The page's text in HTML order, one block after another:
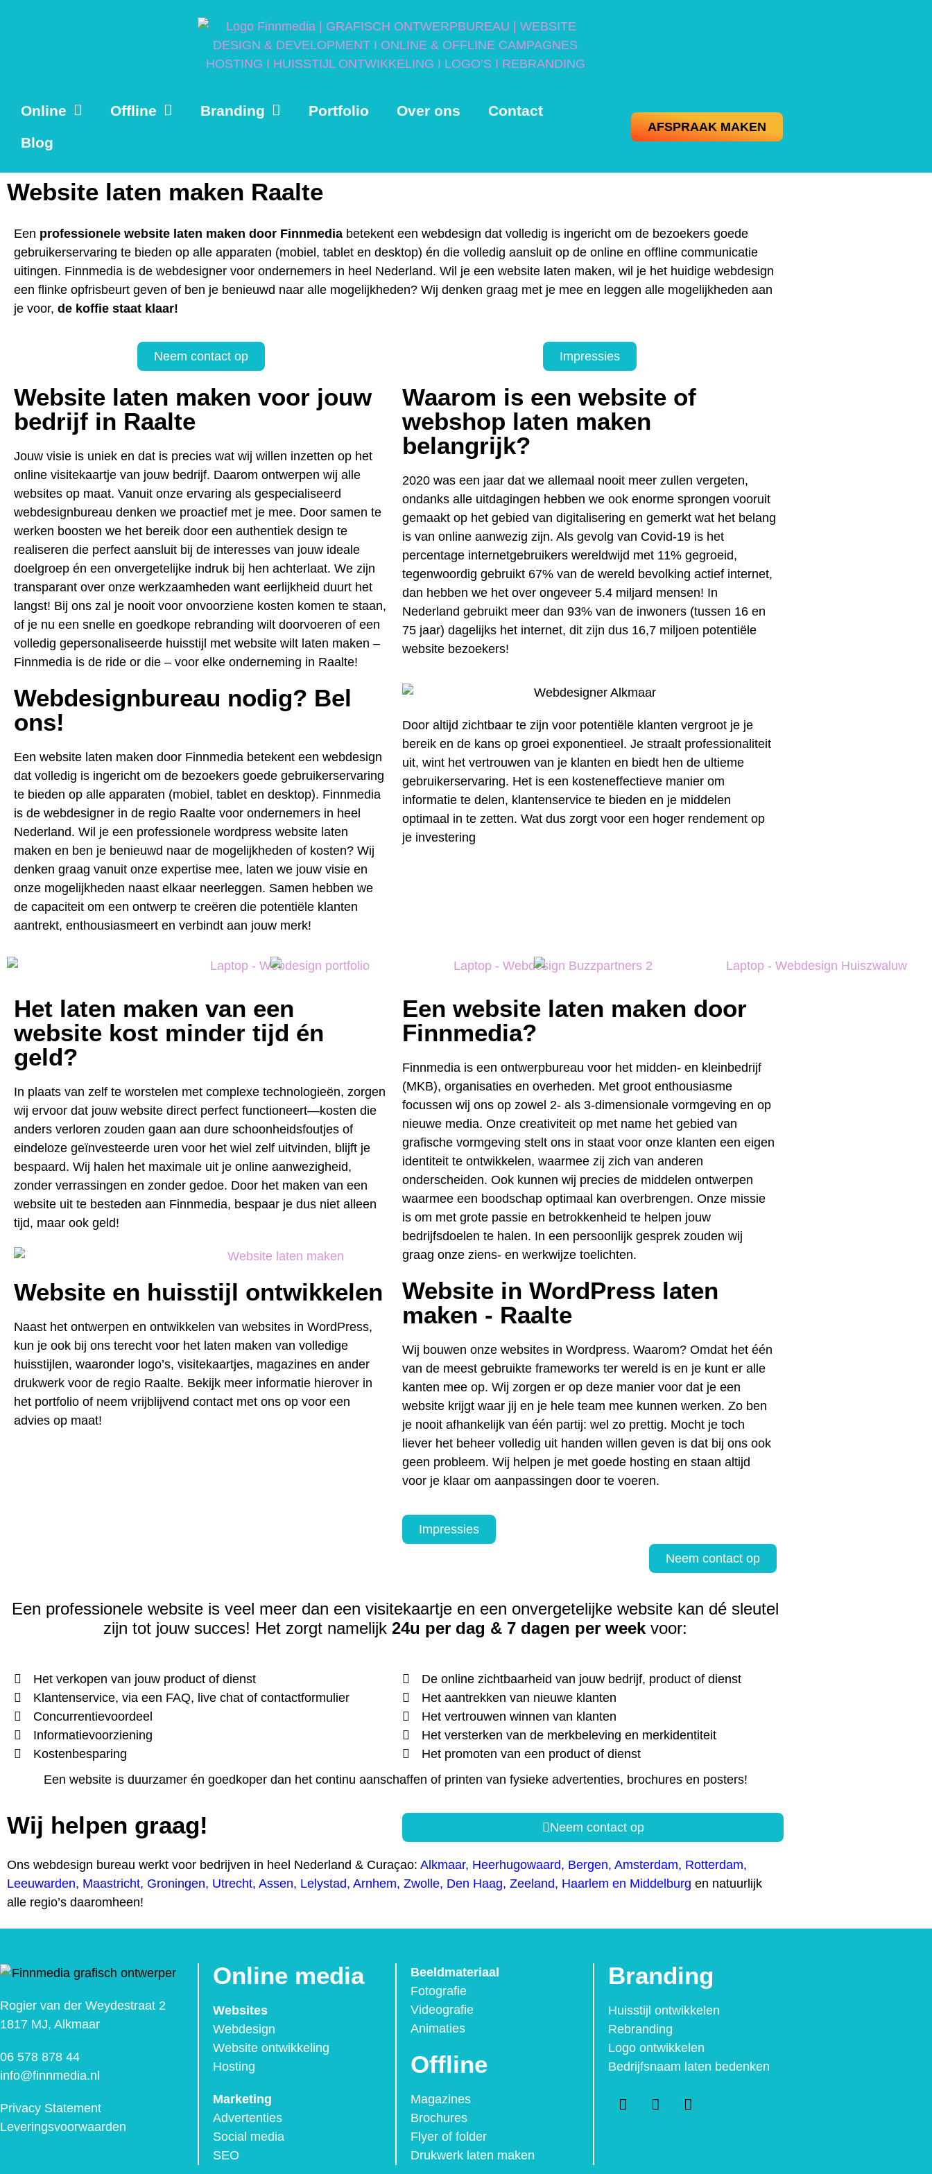
Online Offline Branding Portfolio Over ons Contact
Blog
AFSPRAAK MAKEN
Website laten maken Raalte
Een professionele website laten maken door Finnmedia betekent een webdesign dat volledig is ingericht om de bezoekers goede
gebruikerservaring te bieden op alle apparaten (mobiel, tablet en desktop) én die volledig aansluit op de online en offline communicatie
uitingen. Finnmedia is de webdesigner voor ondernemers in heel Nederland. Wil je een website laten maken, wil je het huidige webdesign
een flinke opfrisbeurt geven of ben je benieuwd naar alle mogelijkheden? Wij denken graag met je mee en leggen alle mogelijkheden aan
je voor, de koffie staat klaar!
Neem contact op Impressies
Website laten maken voor jouw
bedrijf in Raalte
Jouw visie is uniek en dat is precies wat wij willen inzetten op het
online visitekaartje van jouw bedrijf. Daarom ontwerpen wij alle
websites op maat. Vanuit onze ervaring als gespecialiseerd
webdesignbureau denken we proactief met je mee. Door samen te
werken boosten we het bereik door een authentiek design te
realiseren die perfect aansluit bij de interesses van jouw ideale
doelgroep én een onvergetelijke indruk bij hen achterlaat. We zijn
transparant over onze werkzaamheden want eerlijkheid duurt het
langst! Bij ons zal je nooit voor onvoorziene kosten komen te staan,
of je nu een snelle en goedkope rebranding wilt doorvoeren of een
volledig gepersonaliseerde huisstijl met website wilt laten maken –
Finnmedia is de ride or die – voor elke onderneming in Raalte!
Webdesignbureau nodig? Bel
ons!
Een website laten maken door Finnmedia betekent een webdesign
dat volledig is ingericht om de bezoekers goede gebruikerservaring
te bieden op alle apparaten (mobiel, tablet en desktop). Finnmedia
is de webdesigner in de regio Raalte voor ondernemers in heel
Nederland. Wil je een professionele wordpress website laten
maken en ben je benieuwd naar de mogelijkheden of kosten? Wij
denken graag vanuit onze expertise mee, laten we jouw visie en
onze mogelijkheden naast elkaar neerleggen. Samen hebben we
de capaciteit om een ontwerp te creëren die potentiële klanten
aantrekt, enthousiasmeert en verbindt aan jouw merk!
Waarom is een website of
webshop laten maken
belangrijk?
2020 was een jaar dat we allemaal nooit meer zullen vergeten,
ondanks alle uitdagingen hebben we ook enorme sprongen vooruit
gemaakt op het gebied van digitalisering en gemerkt wat het belang
is van online aanwezig zijn. Als gevolg van Covid-19 is het
percentage internetgebruikers wereldwijd met 11% gegroeid,
tegenwoordig gebruikt 67% van de wereld bevolking actief internet,
dan hebben we het over ongeveer 5.4 miljard mensen! In
Nederland gebruikt meer dan 93% van de inwoners (tussen 16 en
75 jaar) dagelijks het internet, dit zijn dus 16,7 miljoen potentiële
website bezoekers!
Door altijd zichtbaar te zijn voor potentiële klanten vergroot je je
bereik en de kans op groei exponentieel. Je straalt professionaliteit
uit, wint het vertrouwen van je klanten en biedt hen de ultieme
gebruikerservaring. Het is een kosteneffectieve manier om
informatie te delen, klantenservice te bieden en je middelen
optimaal in te zetten. Wat dus zorgt voor een hoger rendement op
je investering
Het laten maken van een
website kost minder tijd én
geld?
In plaats van zelf te worstelen met complexe technologieën, zorgen
wij ervoor dat jouw website direct perfect functioneert—kosten die
anders verloren zouden gaan aan dure schoonheidsfoutjes of
eindeloze geïnvesteerde uren voor het wiel zelf uitvinden, blijft je
bespaard. Wij halen het maximale uit je online aanwezigheid,
zonder verrassingen en zonder gedoe. Door het maken van een
website uit te besteden aan Finnmedia, bespaar je dus niet alleen
tijd, maar ook geld!
Website en huisstijl ontwikkelen
Naast het ontwerpen en ontwikkelen van websites in WordPress,
kun je ook bij ons terecht voor het laten maken van volledige
huisstijlen, waaronder logo’s, visitekaartjes, magazines en ander
drukwerk voor de regio Raalte. Bekijk meer informatie hierover in
het portfolio of neem vrijblijvend contact met ons op voor een
advies op maat!
Een website laten maken door
Finnmedia?
Finnmedia is een ontwerpbureau voor het midden- en kleinbedrijf
(MKB), organisaties en overheden. Met groot enthousiasme
focussen wij ons op zowel 2- als 3-dimensionale vormgeving en op
nieuwe media. Onze creativiteit op met name het gebied van
grafische vormgeving stelt ons in staat voor onze klanten een eigen
identiteit te ontwikkelen, waarmee zij zich van anderen
onderscheiden. Ook kunnen wij precies de middelen ontwerpen
waarmee een boodschap optimaal kan overbrengen. Onze missie
is om met grote passie en betrokkenheid te helpen jouw
bedrijfsdoelen te halen. In een persoonlijk gesprek zouden wij
graag onze ziens- en werkwijze toelichten.
Website in WordPress laten
maken - Raalte
Wij bouwen onze websites in Wordpress. Waarom? Omdat het één
van de meest gebruikte frameworks ter wereld is en je kunt er alle
kanten mee op. Wij zorgen er op deze manier voor dat je een
website krijgt waar jij en je hele team mee kunnen werken. Zo ben
je nooit afhankelijk van één partij: wel zo prettig. Mocht je toch
liever het beheer volledig uit handen willen geven is dat bij ons ook
geen probleem. Wij helpen je met goede hosting en staan altijd
voor je klaar om aanpassingen door te voeren.
Impressies
Neem contact op
Een professionele website is veel meer dan een visitekaartje en een onvergetelijke website kan dé sleutel
zijn tot jouw succes! Het zorgt namelijk 24u per dag & 7 dagen per week voor:
Het verkopen van jouw product of dienst
Klantenservice, via een FAQ, live chat of contactformulier
Concurrentievoordeel
Informatievoorziening
Kostenbesparing
De online zichtbaarheid van jouw bedrijf, product of dienst
Het aantrekken van nieuwe klanten
Het vertrouwen winnen van klanten
Het versterken van de merkbeleving en merkidentiteit
Het promoten van een product of dienst
Een website is duurzamer én goedkoper dan het continu aanschaffen of printen van fysieke advertenties, brochures en posters!
Wij helpen graag! Neem contact op
Ons webdesign bureau werkt voor bedrijven in heel Nederland & Curaçao: Alkmaar, Heerhugowaard, Bergen, Amsterdam, Rotterdam,
Leeuwarden, Maastricht, Groningen, Utrecht, Assen, Lelystad, Arnhem, Zwolle, Den Haag, Zeeland, Haarlem en Middelburg en natuurlijk
alle regio’s daaromheen!
Rogier van der Weydestraat 2
1817 MJ, Alkmaar
06 578 878 44
info@finnmedia.nl
Privacy Statement
Leveringsvoorwaarden
Online media
Websites
Webdesign
Website ontwikkeling
Hosting
Marketing
Advertenties
Social media
SEO
Beeldmateriaal
Fotografie
Videografie
Animaties
Offline
Magazines
Brochures
Flyer of folder
Drukwerk laten maken
Branding
Huisstijl ontwikkelen
Rebranding
Logo ontwikkelen
Bedrijfsnaam laten bedenken